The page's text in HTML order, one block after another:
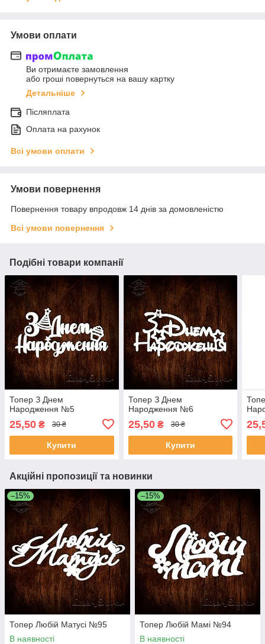
Умови оплати
Ви отримаєте замовлення
або гроші повернуться на вашу картку
Детальніше
Післяплата
Оплата на рахунок
Всі умови оплати
Умови повернення
Повернення товару впродовж 14 днів за домовленістю
Всі умови повернення
Подібні товари компанії
Топер З Днем
Народження №5
25,50 ₴ 30 ₴
Купити
Топер З Днем
Народження №6
25,50₴ 30 ₴
Купити
Акційні пропозиції та новинки
–15%
Топер Любій Матусі №95
В наявності
–15%
Топер Любій Мамі №94
В наявності